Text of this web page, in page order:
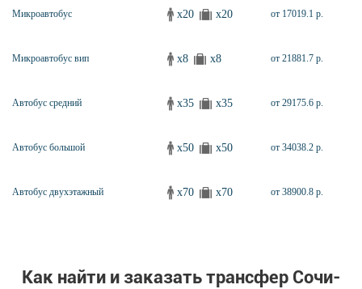
Микроавтобус x20 x20 от 17019.1 р.
Микроавтобус вип x8 x8 от 21881.7 р.
Автобус средний x35 x35 от 29175.6 р.
Автобус большой x50 x50 от 34038.2 р.
Автобус двухэтажный x70 x70 от 38900.8 р.
Как найти и заказать трансфер Сочи-